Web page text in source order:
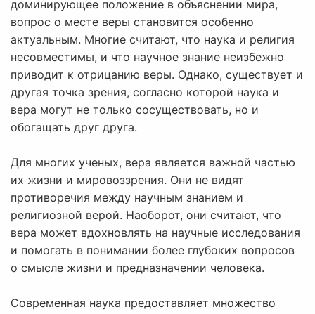
доминирующее положение в объяснении мира,
вопрос о месте веры становится особенно
актуальным. Многие считают, что наука и религия
несовместимы, и что научное знание неизбежно
приводит к отрицанию веры. Однако, существует и
другая точка зрения, согласно которой наука и
вера могут не только сосуществовать, но и
обогащать друг друга.
Для многих ученых, вера является важной частью
их жизни и мировоззрения. Они не видят
противоречия между научным знанием и
религиозной верой. Наоборот, они считают, что
вера может вдохновлять на научные исследования
и помогать в понимании более глубоких вопросов
о смысле жизни и предназначении человека.
Современная наука предоставляет множество